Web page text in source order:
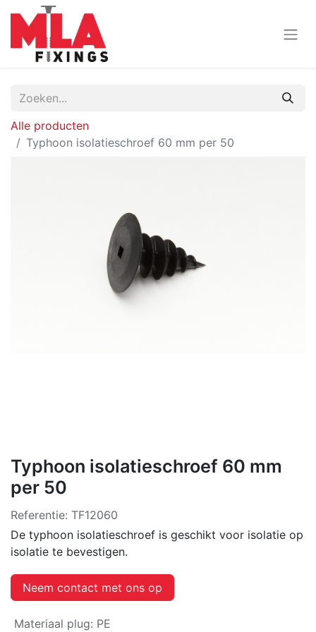
Alle producten
Typhoon isolatieschroef 60 mm per 50
Typhoon isolatieschroef 60 mm
per 50
Referentie: TF12060
De typhoon isolatieschroef is geschikt voor isolatie op
isolatie te bevestigen.
Neem contact met ons op
Materiaal plug: PE